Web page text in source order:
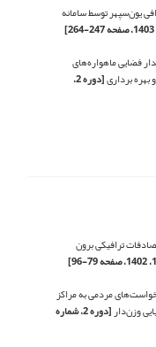
یون‌سپهر توسط سامانه
فضایی ماهواره‌های
بهره برداری
[دوره 2،
ترافیکی برون
مردمی به مراکز
وزن‌دار
[دوره 2، شماره